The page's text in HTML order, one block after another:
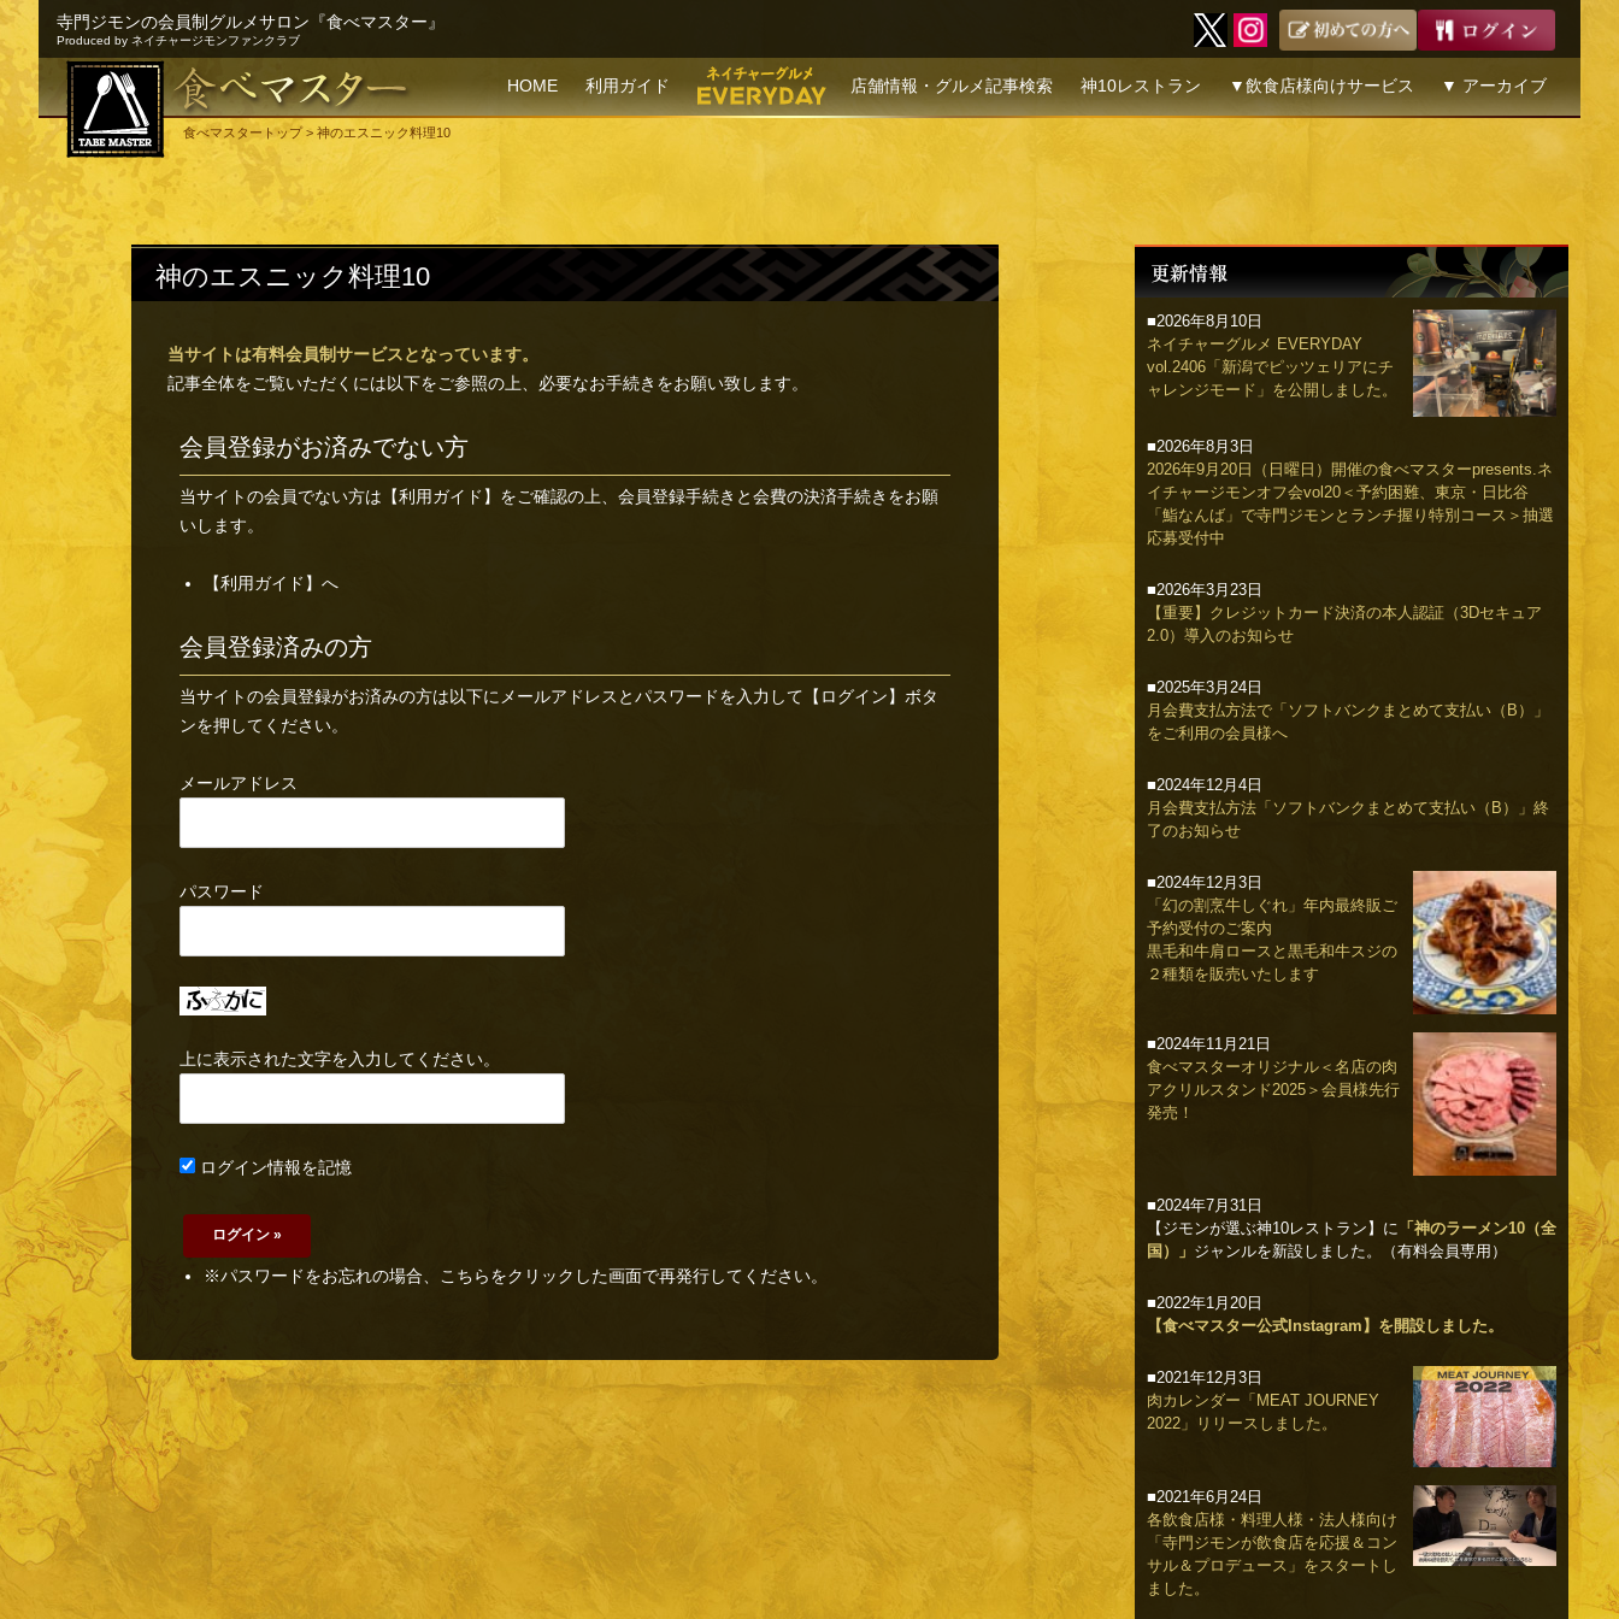
寺門ジモンの会員制グルメサロン『食べマスター』
Produced by ネイチャージモンファンクラブ
HOME 利用ガイド 店舗情報・グルメ記事検索 神10レストラン ▼飲食店様向けサービス ▼ アーカイブ
食べマスタートップ> 神のエスニック料理10
神のエスニック料理10
当サイトは有料会員制サービスとなっています。
記事全体をご覧いただくには以下をご参照の上、必要なお手続きをお願い致します。
会員登録がお済みでない方
当サイトの会員でない方は 【利用ガイド】 をご確認の上、会員登録手続きと会費の決済手続きをお願
いします。
【利用ガイド】へ
会員登録済みの方
当サイトの会員登録がお済みの方は以下にメールアドレスとパスワードを入力して【ログイン】ボタ
ンを押してください。
メールアドレス
パスワード
上に表示された文字を入力してください。
ログイン情報を記憶
※パスワードをお忘れの場合、こちらをクリックした画面で再発行してください。
■2026年8月10日
ネイチャーグルメ EVERYDAY
vol.2406「新潟でピッツェリアにチ
ャレンジモード」を公開しました。
■2026年8月3日
2026年9月20日（日曜日）開催の食べマスターpresents.ネ
イチャージモンオフ会vol20＜予約困難、東京・日比谷
「鮨なんば」で寺門ジモンとランチ握り特別コース＞抽選
応募受付中
■2026年3月23日
【重要】クレジットカード決済の本人認証（3Dセキュア
2.0）導入のお知らせ
■2025年3月24日
月会費支払方法で「ソフトバンクまとめて支払い（B）」
をご利用の会員様へ
■2024年12月4日
月会費支払方法「ソフトバンクまとめて支払い（B）」終
了のお知らせ
■2024年12月3日
「幻の割烹牛しぐれ」年内最終販ご
予約受付のご案内
黒毛和牛肩ロースと黒毛和牛スジの
２種類を販売いたします
■2024年11月21日
食べマスターオリジナル＜名店の肉
アクリルスタンド2025＞会員様先行
発売！
■2024年7月31日
【ジモンが選ぶ神10レストラン】に 「神のラーメン10（全
国）」 ジャンルを新設しました。（有料会員専用）
■2022年1月20日
【食べマスター公式Instagram】を開設しました。
■2021年12月3日
肉カレンダー「MEAT JOURNEY
2022」リリースしました。
■2021年6月24日
各飲食店様・料理人様・法人様向け
「寺門ジモンが飲食店を応援＆コン
サル＆プロデュース」をスタートし
ました。